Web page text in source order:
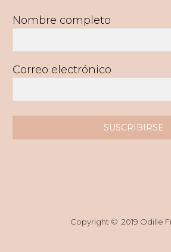
Nombre completo
Correo electrónico
SUSCRIBIRSE
Copyright © 2019 Odille